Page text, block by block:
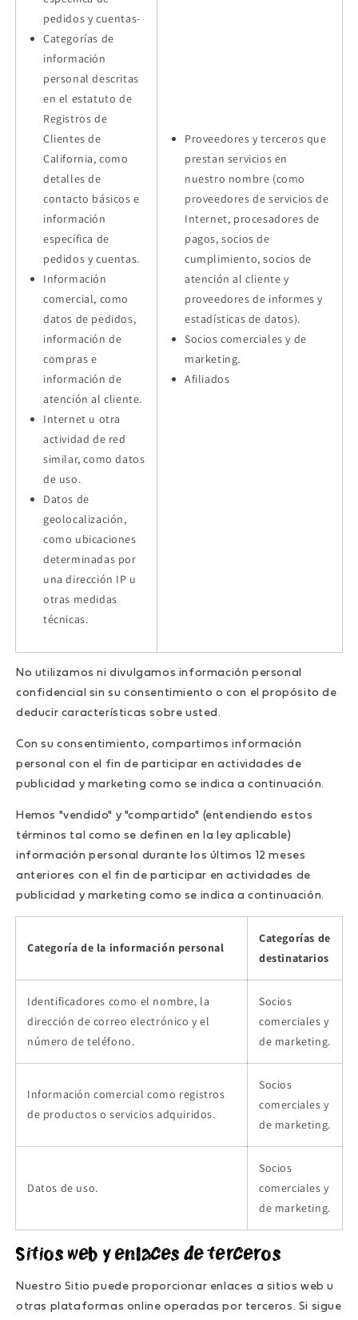
pedidos y cuentas-
Categorías de
información
personal descritas
en el estatuto de
Registros de
Clientes de
California, como
detalles de
contacto básicos e
información
específica de
pedidos y cuentas.
Información
comercial, como
datos de pedidos,
información de
compras e
información de
atención al cliente.
Internet u otra
actividad de red
similar, como datos
de uso.
Datos de
geolocalización,
como ubicaciones
determinadas por
una dirección IP u
otras medidas
técnicas.
Proveedores y terceros que
prestan servicios en
nuestro nombre (como
proveedores de servicios de
Internet, procesadores de
pagos, socios de
cumplimiento, socios de
atención al cliente y
proveedores de informes y
estadísticas de datos).
Socios comerciales y de
marketing.
Afiliados
No utilizamos ni divulgamos información personal
confidencial sin su consentimiento o con el propósito de
deducir características sobre usted.
Con su consentimiento, compartimos información
personal con el fin de participar en actividades de
publicidad y marketing como se indica a continuación.
Hemos "vendido" y "compartido" (entendiendo estos
términos tal como se definen en la ley aplicable)
información personal durante los últimos 12 meses
anteriores con el fin de participar en actividades de
publicidad y marketing como se indica a continuación.
Categoría de la información personal
Categorías de
destinatarios
Identificadores como el nombre, la
dirección de correo electrónico y el
número de teléfono.
Socios
comerciales y
de marketing.
Información comercial como registros
de productos o servicios adquiridos.
Socios
comerciales y
de marketing.
Datos de uso.
Socios
comerciales y
de marketing.
Sitios web y enlaces de terceros
Nuestro Sitio puede proporcionar enlaces a sitios web u
otras plataformas online operadas por terceros. Si sigue